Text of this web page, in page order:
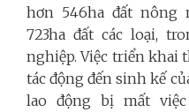
hơn 546ha đất nông
723ha đất các loại,
nghiệp. Việc triển khai
tác động đến sinh kế
lao động bị mất